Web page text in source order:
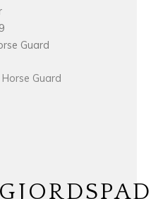
Guard
Guard